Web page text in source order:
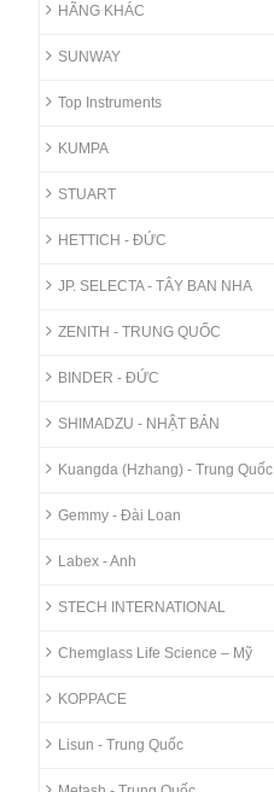
HÃNG KHÁC
SUNWAY
Top Instruments
KUMPA
STUART
HETTICH - ĐỨC
JP. SELECTA - TÂY BAN NHA
ZENITH - TRUNG QUỐC
BINDER - ĐỨC
SHIMADZU - NHẬT BẢN
Kuangda (Hzhang) - Trung Quốc
Gemmy - Đài Loan
Labex - Anh
STECH INTERNATIONAL
Chemglass Life Science – Mỹ
KOPPACE
Lisun - Trung Quốc